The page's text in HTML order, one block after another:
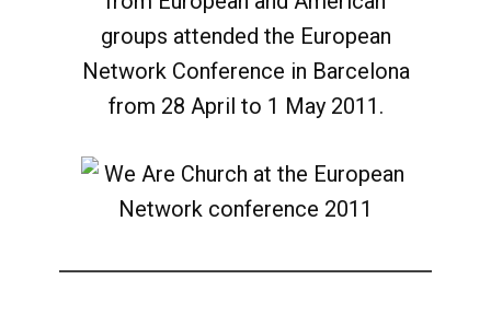
groups attended the European
Network Conference in Barcelona
from 28 April to 1 May 2011.